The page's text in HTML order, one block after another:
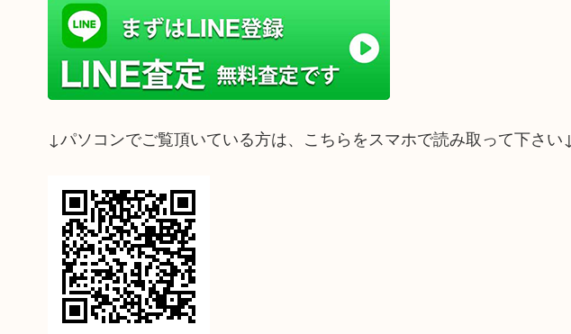
↓パソコンでご覧頂いている方は、こちらをスマホで読み取って下さい↓